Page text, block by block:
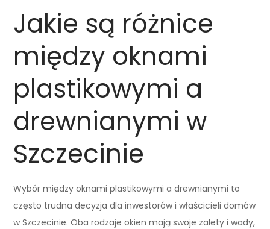
Jakie są różnice
między oknami
plastikowymi a
drewnianymi w
Szczecinie
Wybór między oknami plastikowymi a drewnianymi to
często trudna decyzja dla inwestorów i właścicieli domów
w Szczecinie. Oba rodzaje okien mają swoje zalety i wady,